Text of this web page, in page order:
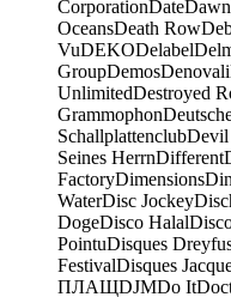
CorporationDateDawn
OceansDeath Row
VuDEKODelabel
GroupDemosDenovali
UnlimitedDestroyed
Grammophon
SchallplattenclubDevil
Seines HerrnDifferent
FactoryDimensions
WaterDisc Jockey
DogeDisco Halal
PointuDisques
FestivalDisques
ПЛАЩDJMDo It